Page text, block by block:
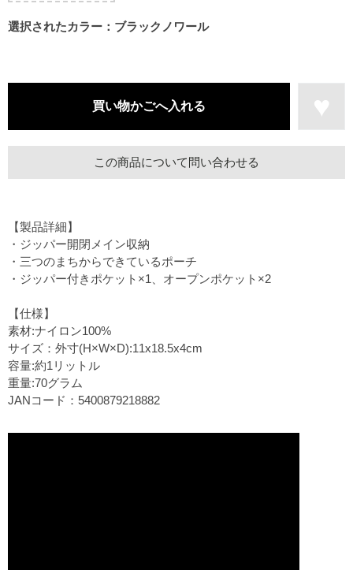
選択されたカラー：ブラックノワール
この商品について問い合わせる
【製品詳細】
・ジッパー開閉メイン収納
・三つのまちからできているポーチ
・ジッパー付きポケット×1、オープンポケット×2
【仕様】
素材:ナイロン100%
サイズ：外寸(H×W×D):11x18.5x4cm
容量:約1リットル
重量:70グラム
JANコード：5400879218882